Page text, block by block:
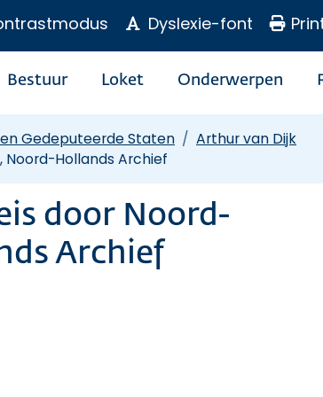
Dyslexie-font
Bestuur Loket Onderwerpen
Gedeputeerde Staten
Arthur van Dijk
Noord-Hollands Archief
door Noord-
Archief